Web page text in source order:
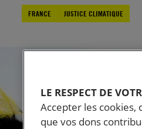
FRANCE
JUSTICE CLIMATIQUE
LE RESPECT DE
Accepter les cookies,
que vos dons